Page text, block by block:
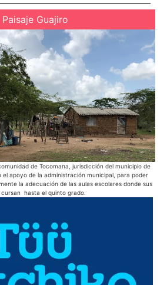
Paisaje Guajiro
de Tocomana, jurisdicción del municipio de
el apoyo de la administración municipal, para poder
la adecuación de las aulas escolares donde sus
cursan hasta el quinto grado.